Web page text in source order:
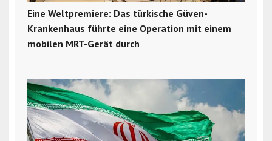
Eine Weltpremiere: Das türkische Güven-
Krankenhaus führte eine Operation mit einem
mobilen MRT-Gerät durch